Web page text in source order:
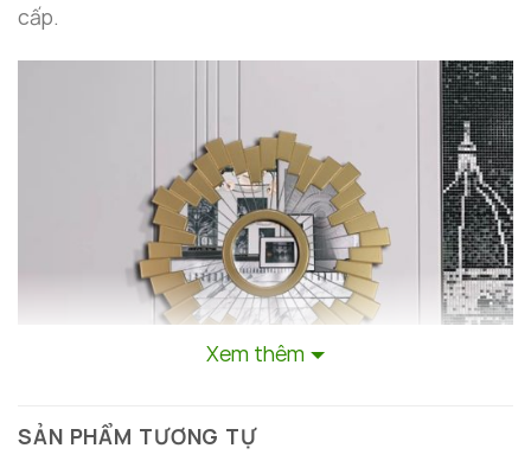
cấp.
Xem thêm
SẢN PHẨM TƯƠNG TỰ